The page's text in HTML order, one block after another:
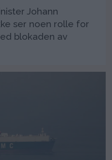
Johann
ser noen rolle for
blokaden av